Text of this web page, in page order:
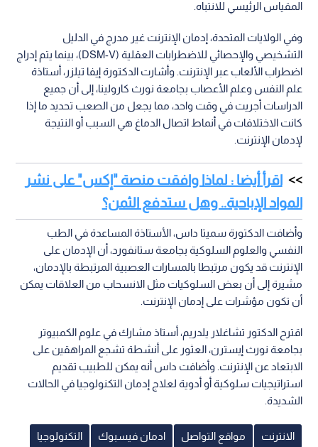
المقياس الرئيسي للانتباه.
وفي الولايات المتحدة، إدمان الإنترنت غير مدرج في الدليل
التشخيصي والإحصائي للاضطرابات العقلية (DSM-V)، بينما يتم إدراج
اضطراب الألعاب عبر الإنترنت. وأشارت الدكتورة إيفا تيلزر، أستاذة
علم النفس وعلم الأعصاب بجامعة نورث كارولينا، إلى أن جميع
الدراسات أجريت في وقت واحد، مما يجعل من الصعب تحديد ما إذا
كانت الاختلافات في أنماط اتصال الدماغ هي السبب أو النتيجة
لإدمان الإنترنت.
اقرأ أيضا : لماذا وافقت منصة "إكس" على نشر
المواد الإباحية.. وهل ستدفع الثمن؟
وأضافت الدكتورة سميتا داس، الأستاذة المساعدة في الطب
النفسي والعلوم السلوكية بجامعة ستانفورد، أن الإدمان على
الإنترنت قد يكون مرتبطا بالمسارات العصبية المرتبطة بالإدمان،
مشيرة إلى أن بعض السلوكيات مثل الانسحاب من العلاقات يمكن
أن تكون مؤشرات على إدمان الإنترنت.
اقترح الدكتور تشاغلار يلدريم، أستاذ مشارك في علوم الكمبيوتر
بجامعة نورث إيسترن، العثور على أنشطة تشجع المراهقين على
الابتعاد عن الإنترنت. وأضافت داس أنه يمكن للطبيب تقديم
استراتيجيات سلوكية أو أدوية لعلاج إدمان التكنولوجيا في الحالات
الشديدة.
الانترنت مواقع التواصل ادمان فيسبوك التكنولوجيا